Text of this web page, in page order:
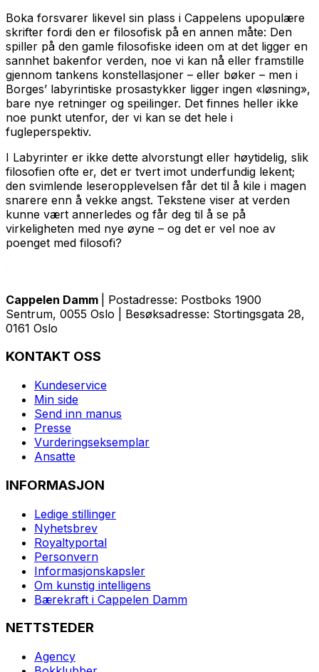
Boka forsvarer likevel sin plass i Cappelens upopulære
skrifter fordi den er filosofisk på en annen måte: Den
spiller på den gamle filosofiske ideen om at det ligger en
sannhet bakenfor verden, noe vi kan nå eller framstille
gjennom tankens konstellasjoner – eller bøker – men i
Borges’ labyrintiske prosastykker ligger ingen «løsning»,
bare nye retninger og speilinger. Det finnes heller ikke
noe punkt utenfor, der vi kan se det hele i
fugleperspektiv.
I Labyrinter er ikke dette alvorstungt eller høytidelig, slik
filosofien ofte er, det er tvert imot underfundig lekent;
den svimlende leseropplevelsen får det til å kile i magen
snarere enn å vekke angst. Tekstene viser at verden
kunne vært annerledes og får deg til å se på
virkeligheten med nye øyne – og det er vel noe av
poenget med filosofi?
Cappelen Damm
| Postadresse: Postboks 1900
Sentrum, 0055 Oslo | Besøksadresse: Stortingsgata 28,
0161 Oslo
KONTAKT OSS
Kundeservice
Min side
Send inn manus
Presse
Vurderingseksemplar
Ansatte
INFORMASJON
Ledige stillinger
Nyhetsbrev
Royaltyportal
Personvern
Informasjonskapsler
Om kunstig intelligens
Bærekraft i Cappelen Damm
NETTSTEDER
Agency